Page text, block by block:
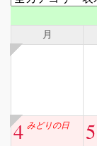
月
4 みどりの日 5